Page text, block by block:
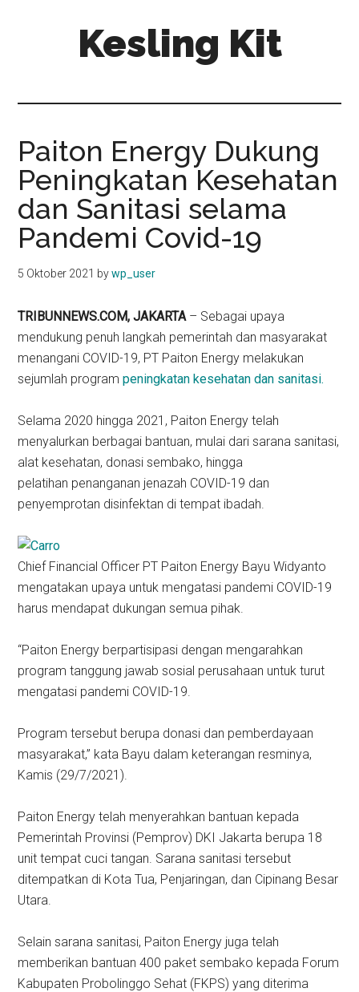
Kesling Kit
Paiton Energy Dukung
Peningkatan Kesehatan
dan Sanitasi selama
Pandemi Covid-19
5 Oktober 2021 bywp_user
TRIBUNNEWS.COM, JAKARTA– Sebagai upaya
mendukung penuh langkah pemerintah dan masyarakat
menangani COVID-19, PT Paiton Energy melakukan
sejumlah programpeningkatan kesehatan dan sanitasi.
Selama 2020 hingga 2021, Paiton Energy telah
menyalurkan berbagai bantuan, mulai dari sarana sanitasi,
alat kesehatan, donasi sembako, hingga
pelatihan penanganan jenazah COVID-19 dan
penyemprotan disinfektan di tempat ibadah.
Chief Financial Officer PT Paiton Energy Bayu Widyanto
mengatakan upaya untuk mengatasi pandemi COVID-19
harus mendapat dukungan semua pihak.
“Paiton Energy berpartisipasi dengan mengarahkan
program tanggung jawab sosial perusahaan untuk turut
mengatasi pandemi COVID-19.
Program tersebut berupa donasi dan pemberdayaan
masyarakat,” kata Bayu dalam keterangan resminya,
Kamis (29/7/2021).
Paiton Energy telah menyerahkan bantuan kepada
Pemerintah Provinsi (Pemprov) DKI Jakarta berupa 18
unit tempat cuci tangan. Sarana sanitasi tersebut
ditempatkan di Kota Tua, Penjaringan, dan Cipinang Besar
Utara.
Selain sarana sanitasi, Paiton Energy juga telah
memberikan bantuan 400 paket sembako kepada Forum
Kabupaten Probolinggo Sehat (FKPS) yang diterima